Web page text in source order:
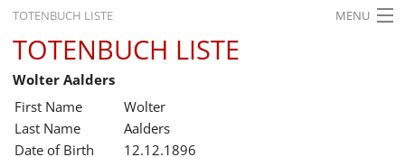
TOTENBUCH LISTE MENU
STARTSEITE
AUSSTELLUNGEN
GESCHICHTE
TOTENBUCH LISTE
Wolter Aalders
First Name
Wolter
Last Name
Aalders
Date of Birth
12.12.1896